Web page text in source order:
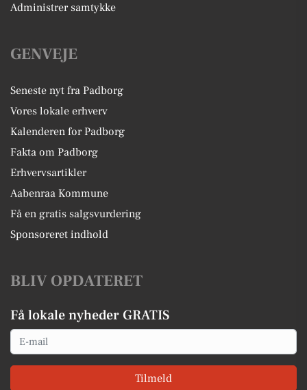
Administrer samtykke
GENVEJE
Seneste nyt fra Padborg
Vores lokale erhverv
Kalenderen for Padborg
Fakta om Padborg
Erhvervsartikler
Aabenraa Kommune
Få en gratis salgsvurdering
Sponsoreret indhold
BLIV OPDATERET
Få lokale nyheder GRATIS
Email
Tilmeld